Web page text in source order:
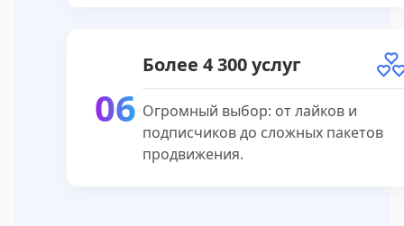
06
Более 4 300 услуг
Огромный выбор: от лайков и
подписчиков до сложных пакетов
продвижения.